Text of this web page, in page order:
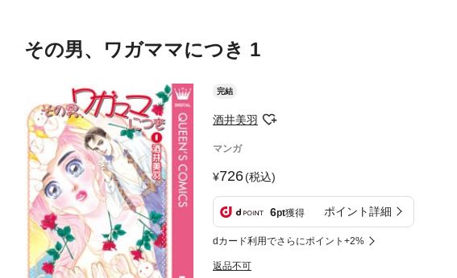
その男、ワガママにつき 1
完結
酒井美羽
マンガ
726(税込)
6pt獲得 ポイント詳細
dカード利用でさらにポイント+2%
返品不可